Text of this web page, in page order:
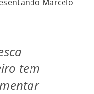
Marcelo
tem